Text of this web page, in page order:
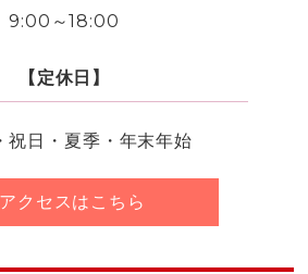
9:00～18:00
【定休日】
祝日・夏季・年末年始
アクセスはこちら